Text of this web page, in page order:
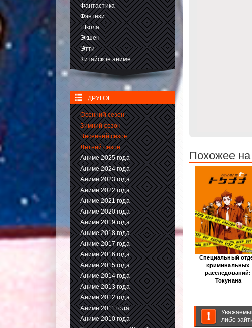
Фантастика
Фэнтези
Школа
Экшен
Этти
Китайское аниме
ДРУГОЕ
Осенний сезон
Зимний сезон
Весенний сезон
Летний сезон
Аниме 2025 года
Аниме 2024 года
Аниме 2023 года
Аниме 2022 года
Аниме 2021 года
Аниме 2020 года
Аниме 2019 года
Аниме 2018 года
Аниме 2017 года
Аниме 2016 года
Аниме 2015 года
Аниме 2014 года
Аниме 2013 года
Аниме 2012 года
Аниме 2011 года
Аниме 2010 года
Похожее на
Специальный
криминальных
расследований:
Токунана
либо